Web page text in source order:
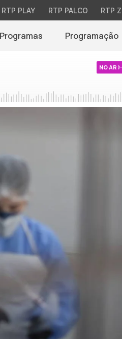
RTP PLAY RTP PALCO RTP
Programas Programação
NO AR